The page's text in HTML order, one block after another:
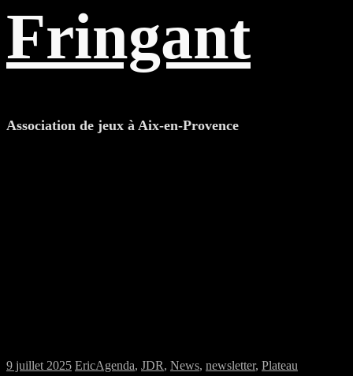
Fringant
Association de jeux à Aix-en-Provence
9 juillet 2025 EricAgenda, JDR, News, newsletter, Plateau